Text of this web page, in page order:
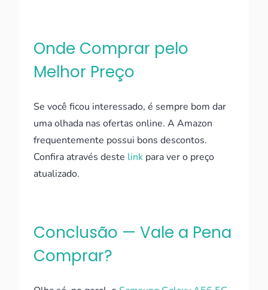
Onde Comprar pelo
Melhor Preço
Se você ficou interessado, é sempre bom dar
uma olhada nas ofertas online. A Amazon
frequentemente possui bons descontos.
Confira através deste link para ver o preço
atualizado.
Conclusão — Vale a Pena
Comprar?